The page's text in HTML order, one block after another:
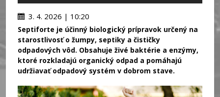
3. 4. 2026 | 10:20
Septiforte je účinný biologický prípravok určený na
starostlivosť o žumpy, septiky a čističky
odpadových vôd. Obsahuje živé baktérie a enzýmy,
ktoré rozkladajú organický odpad a pomáhajú
udržiavať odpadový systém v dobrom stave.